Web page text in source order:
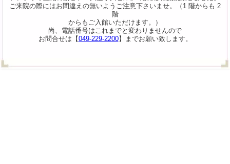
ご来院の際にはお間違えの無いようご注意下さいませ。（1 階からも 2
階
からもご入館いただけます。）
尚、電話番号はこれまでと変わりませんので
お問合せは【049-229-2200】までお願い致します。